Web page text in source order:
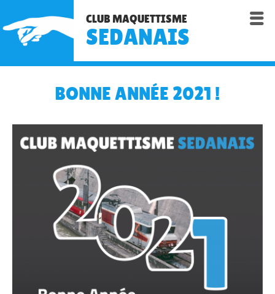
CLUB MAQUETTISME
SEDANAIS

BONNE ANNÉE 2021 !